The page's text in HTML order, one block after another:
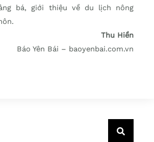
bá, giới thiệu về du lịch nông
Thu Hiền
Báo Yên Bái – baoyenbai.com.vn